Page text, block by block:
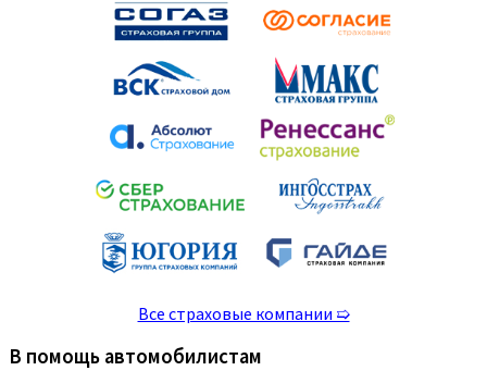
Все страховые компании ➯
В помощь автомобилистам